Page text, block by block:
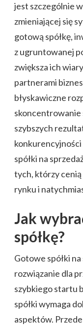
jest szczególnie
zmieniającej się
gotową spółkę,
z ugruntowanej
zwiększa ich
partnerami
błyskawiczne
skoncentrowanie
szybszych
spółki na
tych, którzy
rynku i
Jak
spółkę?
Gotowe spółki
rozwiązanie dla
szybkiego startu
spółki wymaga
aspektów.